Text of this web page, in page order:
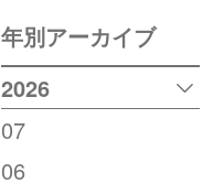
年別アーカイブ
2026
07
06